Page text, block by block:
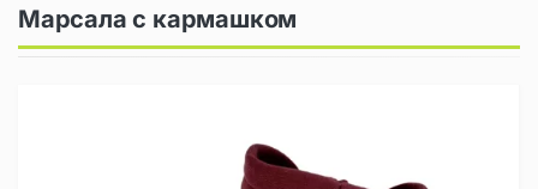
Марсала с кармашком